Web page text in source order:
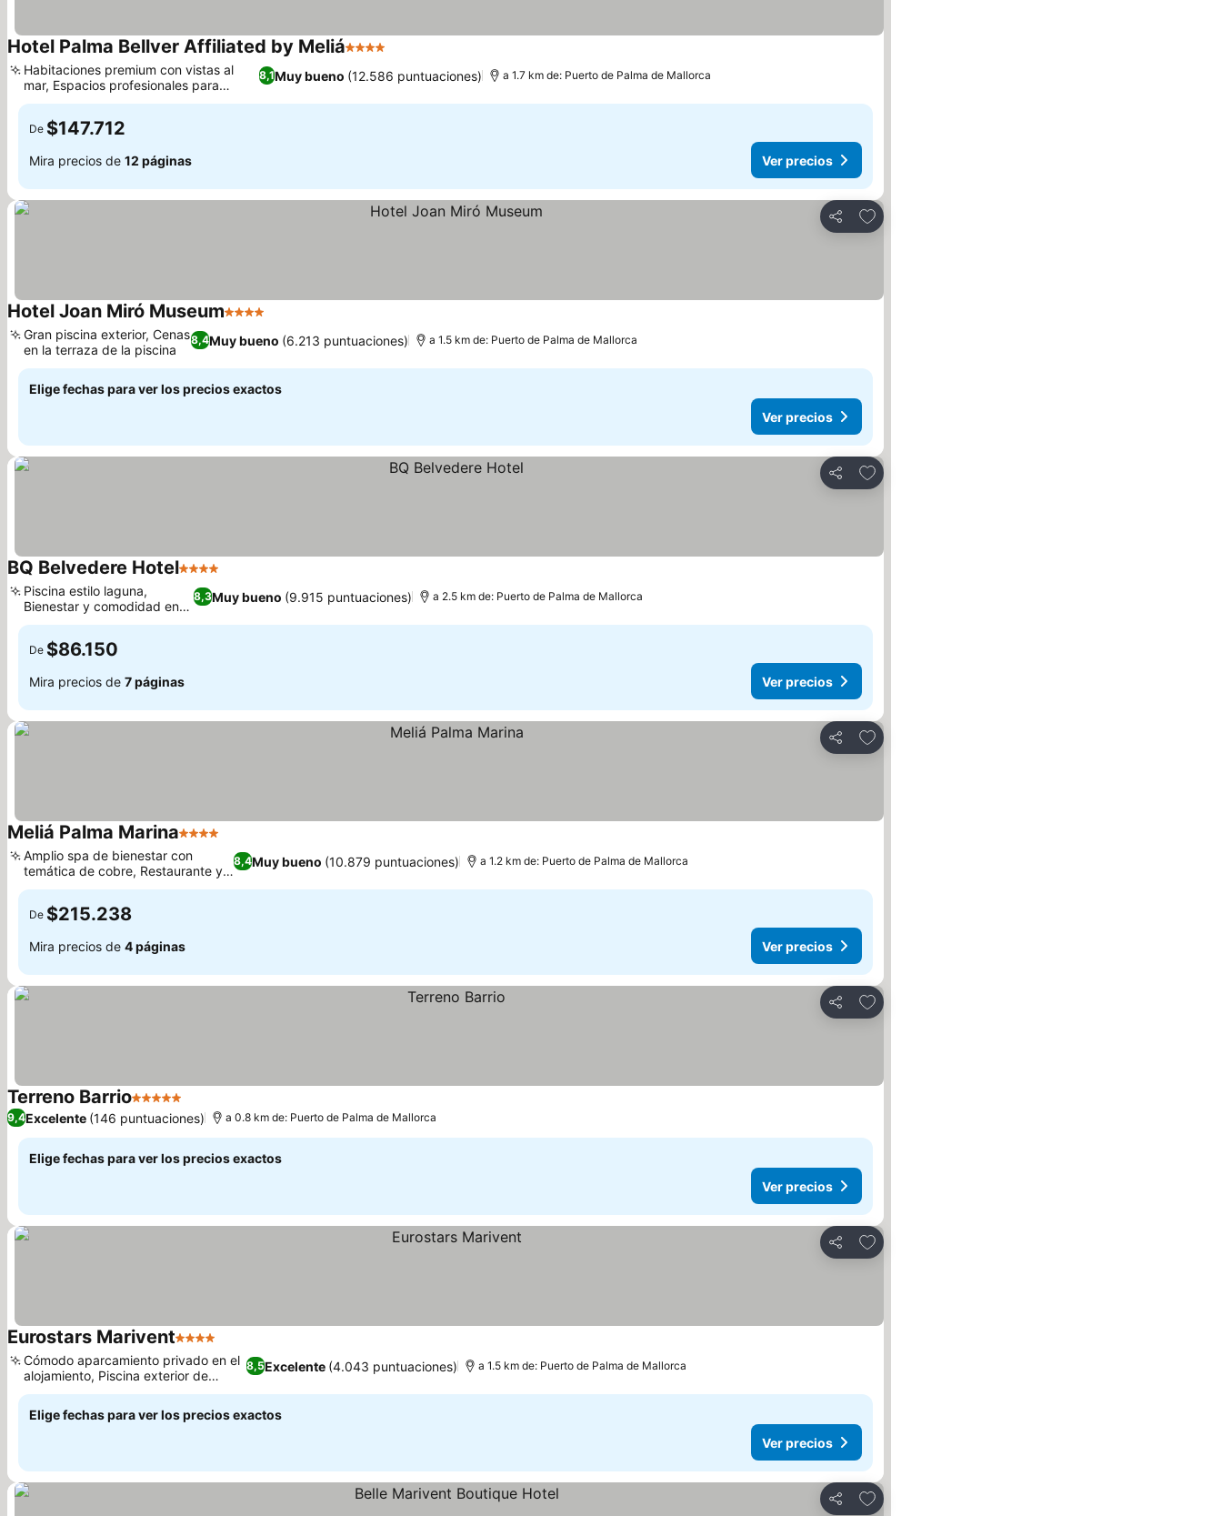
Hotel Palma Bellver Affiliated by Meliá4 Estrellas
8,1Muy bueno (12.586 puntuaciones)
Habitaciones premium con vistas al
mar, Espacios profesionales para
eventos y reuniones
a 1.7 km de: Puerto de Palma de Mallorca
De $147.712
Mira precios de 12 páginas Ver precios
Compartir
Agregar a favoritos
Hotel Joan Miró Museum4 Estrellas
8,4Muy bueno (6.213 puntuaciones)
Gran piscina exterior, Cenas
en la terraza de la piscina
a 1.5 km de: Puerto de Palma de Mallorca
Elige fechas para ver los precios exactos
Ver precios
Compartir
Agregar a favoritos
BQ Belvedere Hotel4 Estrellas
8,3Muy bueno (9.915 puntuaciones)
Piscina estilo laguna,
Bienestar y comodidad en el
hotel
a 2.5 km de: Puerto de Palma de Mallorca
De $86.150
Mira precios de 7 páginas Ver precios
Compartir
Agregar a favoritos
Meliá Palma Marina4 Estrellas
8,4Muy bueno (10.879 puntuaciones)
Amplio spa de bienestar con
temática de cobre, Restaurante y
tienda Arado
a 1.2 km de: Puerto de Palma de Mallorca
De $215.238
Mira precios de 4 páginas Ver precios
Compartir
Agregar a favoritos
Terreno Barrio5 Estrellas
9,4Excelente (146 puntuaciones) a 0.8 km de: Puerto de Palma de Mallorca
Elige fechas para ver los precios exactos
Ver precios
Compartir
Agregar a favoritos
Eurostars Marivent4 Estrellas
8,5Excelente (4.043 puntuaciones)
Cómodo aparcamiento privado en el
alojamiento, Piscina exterior de
temporada
a 1.5 km de: Puerto de Palma de Mallorca
Elige fechas para ver los precios exactos
Ver precios
Compartir
Agregar a favoritos